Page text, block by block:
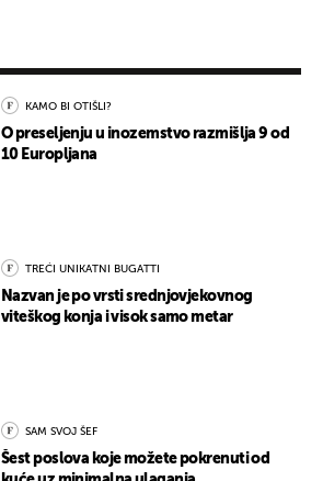
KAMO BI OTIŠLI?
O preseljenju u inozemstvo razmišlja 9 od
10 Europljana
TREĆI UNIKATNI BUGATTI
Nazvan je po vrsti srednjovjekovnog
viteškog konja i visok samo metar
SAM SVOJ ŠEF
Šest poslova koje možete pokrenuti od